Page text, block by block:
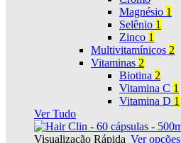
Magnésio 1
Selênio 1
Zinco 1
Multivitamínicos 2
Vitaminas 2
Biotina 2
Vitamina C 1
Vitamina D 1
Ver Tudo
Visualização Rápida Ver opções